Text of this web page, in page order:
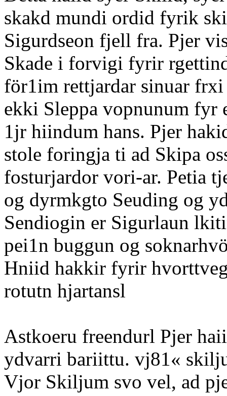
skakd mundi ordid fyrik
Sigurdseon fjell fra. Pjer
Skade i forvigi fyrir
för1im rettjardar sinuar
ekki Sleppa vopnunum fyr
1jr hiindum hans. Pjer
stole foringja ti ad Skipa
fosturjardor vori-ar. Petia
og dyrmkgto Seuding og
Sendiogin er Sigurlaun
pei1n buggun og
Hniid hakkir fyrir
rotutn hjartansl
Astkoeru freendurl Pjer
ydvarri bariittu. vj81«
Vjor Skiljum svo vel, ad